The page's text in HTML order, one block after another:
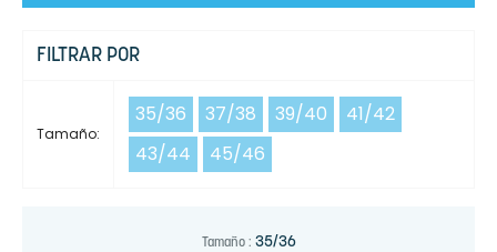
FILTRAR POR
Tamaño:
35/36 37/38 39/40
41/42
43/44
45/46
Tamaño : 35/36